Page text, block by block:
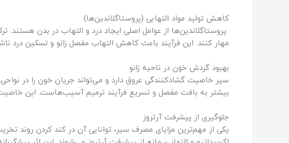
کاهش تولید مواد التهابی (پروستاگلاندین‌ها)
پروستاگلاندین‌ها از عوامل اصلی ایجاد درد و التهاب در بدن هستند.
مهار کنند. این فرآیند باعث کاهش التهاب مفصل زانو و تسکین درد
بهبود گردش خون در ناحیه زانو
سیر خاصیت گشادکنندگی عروق دارد و می‌تواند جریان خون را در
بیشتر به بافت مفصل و تسریع فرآیند ترمیم آسیب‌هاست. این
جلوگیری از پیشرفت آرتروز
یکی از مهم‌ترین مزایای مصرف سیر، توانایی آن در کند کردن